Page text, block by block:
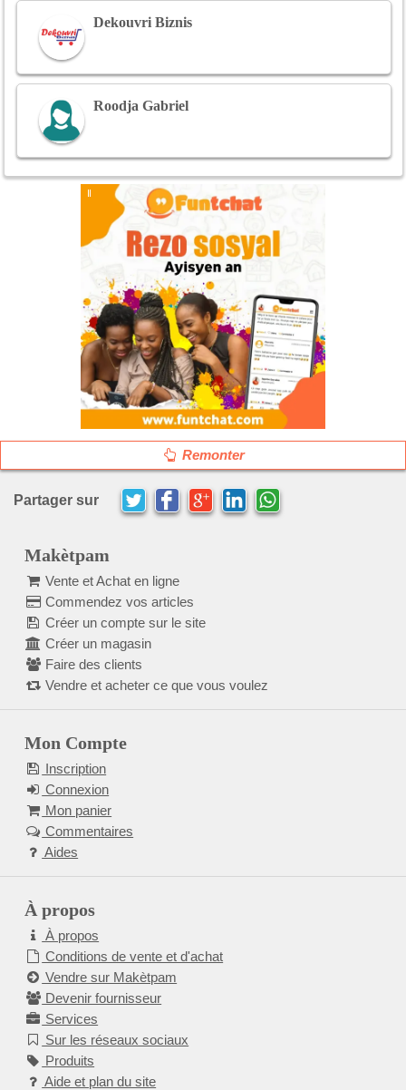
Dekouvri Biznis
Roodja Gabriel
Remonter
Partager sur
Makètpam
Vente et Achat en ligne
Commendez vos articles
Créer un compte sur le site
Créer un magasin
Faire des clients
Vendre et acheter ce que vous voulez
Mon Compte
Inscription
Connexion
Mon panier
Commentaires
Aides
À propos
À propos
Conditions de vente et d'achat
Vendre sur Makètpam
Devenir fournisseur
Services
Sur les réseaux sociaux
Produits
Aide et plan du site